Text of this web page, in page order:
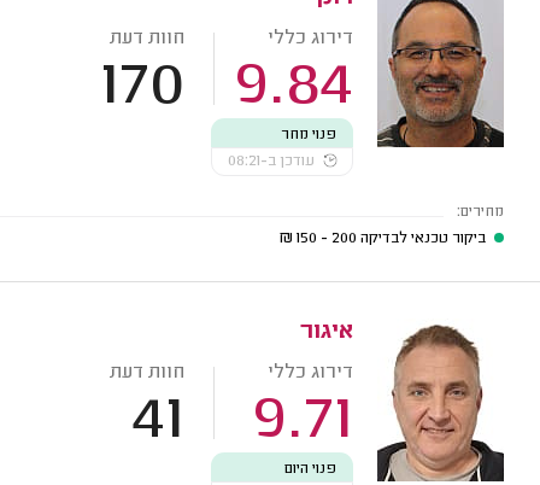
דירוג כללי
9.84
חוות דעת
170
פנוי מחר
עודכן ב-08:21
מחירים:
ביקור טכנאי לבדיקה 200 - 150
₪
איגור
דירוג כללי
9.71
חוות דעת
41
פנוי היום